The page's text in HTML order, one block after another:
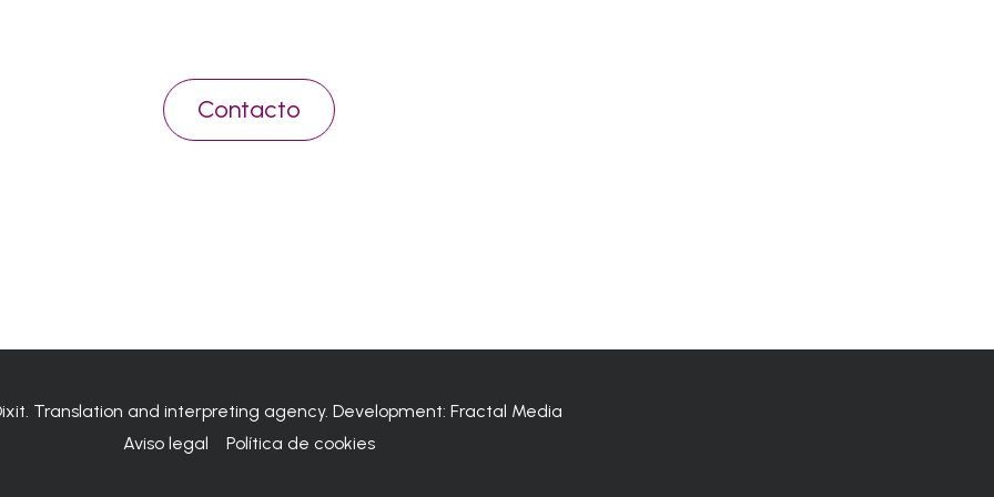
Contacto
Translation and interpreting agency. Development: Fractal Media
Aviso legal
Política de cookies